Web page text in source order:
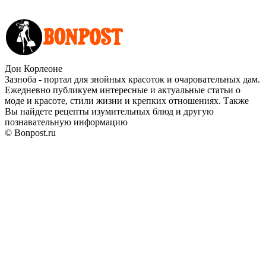
Дон Корлеоне
Зазноба - портал для знойных красоток и очаровательных дам.
Ежедневно публикуем интересные и актуальные статьи о
моде и красоте, стили жизни и крепких отношениях. Также
Вы найдете рецепты изумительных блюд и другую
познавательную информацию
© Bonpost.ru